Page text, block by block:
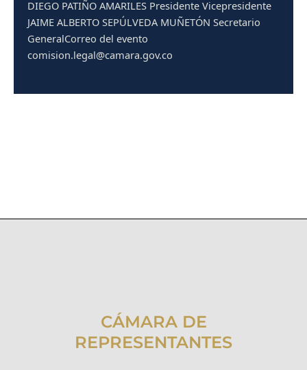
DIEGO PATIÑO AMARILES Presidente Vicepresidente
JAIME ALBERTO SEPÚLVEDA MUÑETÓN Secretario
GeneralCorreo del evento
comision.legal@camara.gov.co
CÁMARA DE
REPRESENTANTES